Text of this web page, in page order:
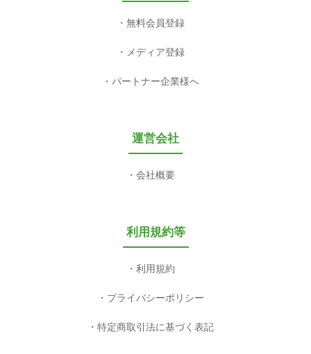
無料会員登録
メディア登録
パートナー企業様へ
運営会社
会社概要
利用規約等
利用規約
プライバシーポリシー
特定商取引法に基づく表記